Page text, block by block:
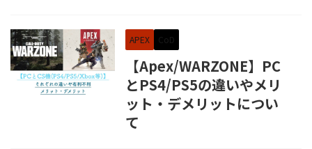
APEX CoD
【Apex/WARZONE】PC
とPS4/PS5の違いやメリ
ット・デメリットについ
て